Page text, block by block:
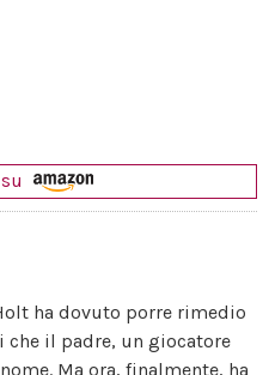
ha dovuto porre rimedio
il padre, un giocatore
Ma ora, finalmente, ha